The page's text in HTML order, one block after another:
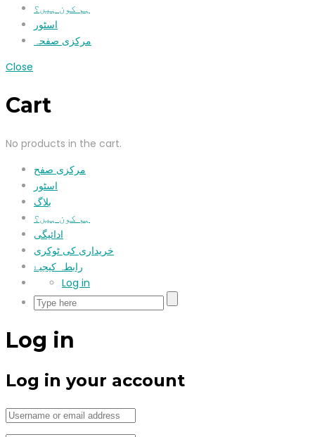
ہم کون ہیں؟
اسٹور
مرکزی صفحہ
Close
Cart
No products in the cart.
مرکزی صفح
اسٹور
بلاگ
ہم کون ہیں؟
ادائیگی
خریداری کی ٹوکری
رابطہ کیجیۓ
Log in
Log in
Log in your account